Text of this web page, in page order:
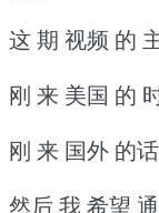
这 期 视频 的
刚 来 美国 的
刚 来 国外 的
然后 我 希望